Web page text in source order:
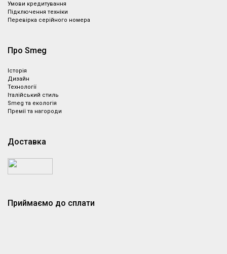
Умови кредитування
Підключення техніки
Перевірка серійного номера
Про Smeg
Історія
Дизайн
Технології
Італійський стиль
Smeg та екологія
Премії та нагороди
Доставка
Приймаємо до сплати